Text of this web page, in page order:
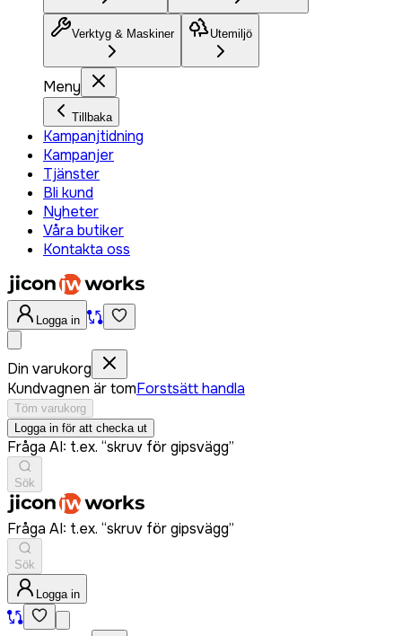
Verktyg & Maskiner Utemiljö
Meny
Tillbaka
Kampanjtidning
Kampanjer
Tjänster
Bli kund
Nyheter
Våra butiker
Kontakta oss
Logga in
Din varukorg
Kundvagnen är tomForstsätt handla
Töm varukorg
Logga in för att checka ut
Fråga AI: t.ex. “skruv för gipsvägg”
Sök
Fråga AI: t.ex. “skruv för gipsvägg”
Sök
Logga in